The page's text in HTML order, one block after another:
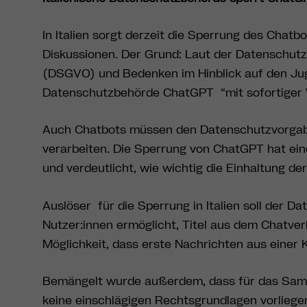
In Italien sorgt derzeit die Sperrung des
Diskussionen. Der Grund: Laut der
(DSGVO) und Bedenken im Hinblick auf den
Datenschutzbehörde ChatGPT “mit sofortiger
Auch Chatbots müssen den
verarbeiten. Die Sperrung von ChatGPT hat
und verdeutlicht, wie wichtig die Einhaltung
Auslöser für die Sperrung in Italien soll der
Nutzer:innen ermöglicht, Titel aus dem
Möglichkeit, dass erste Nachrichten aus einer
Bemängelt wurde außerdem, dass für das
keine einschlägigen Rechtsgrundlagen